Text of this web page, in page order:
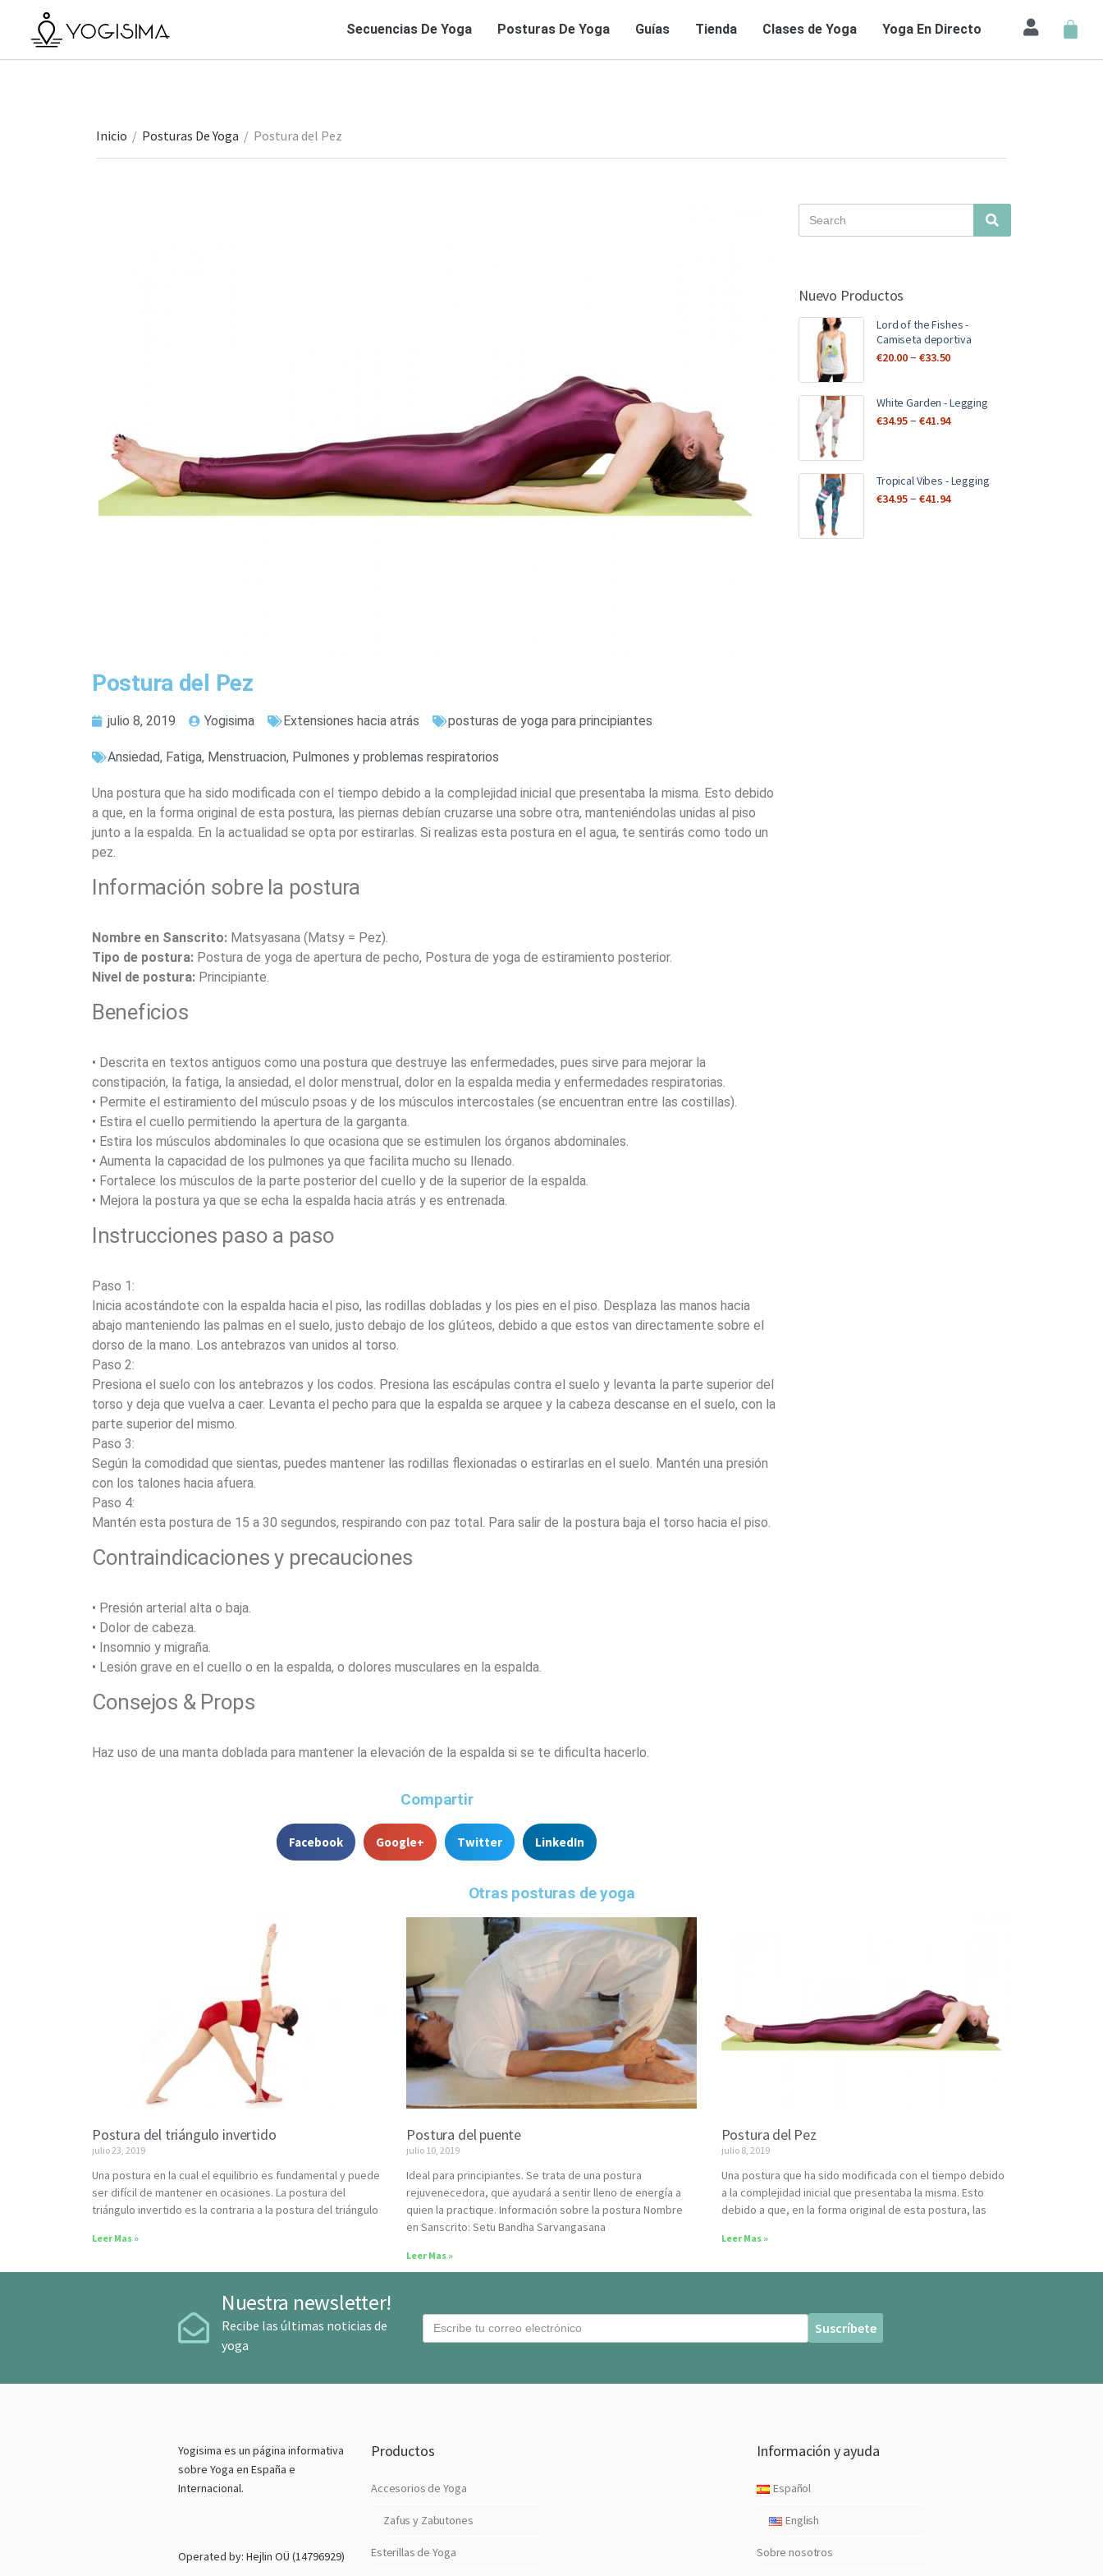
Secuencias De Yoga Posturas De Yoga Guías Tienda Clases de Yoga Yoga En Directo
Inicio / Posturas De Yoga / Postura del Pez
Postura del Pez
julio 8, 2019 Yogisima Extensiones hacia atrás posturas de yoga para principiantes
Ansiedad, Fatiga, Menstruacion, Pulmones y problemas respiratorios
Una postura que ha sido modificada con el tiempo debido a la complejidad inicial que presentaba la misma. Esto debido
a que, en la forma original de esta postura, las piernas debían cruzarse una sobre otra, manteniéndolas unidas al piso
junto a la espalda. En la actualidad se opta por estirarlas. Si realizas esta postura en el agua, te sentirás como todo un
pez.
Información sobre la postura
Nombre en Sanscrito: Matsyasana (Matsy = Pez).
Tipo de postura: Postura de yoga de apertura de pecho, Postura de yoga de estiramiento posterior.
Nivel de postura: Principiante.
Beneficios
• Descrita en textos antiguos como una postura que destruye las enfermedades, pues sirve para mejorar la
constipación, la fatiga, la ansiedad, el dolor menstrual, dolor en la espalda media y enfermedades respiratorias.
• Permite el estiramiento del músculo psoas y de los músculos intercostales (se encuentran entre las costillas).
• Estira el cuello permitiendo la apertura de la garganta.
• Estira los músculos abdominales lo que ocasiona que se estimulen los órganos abdominales.
• Aumenta la capacidad de los pulmones ya que facilita mucho su llenado.
• Fortalece los músculos de la parte posterior del cuello y de la superior de la espalda.
• Mejora la postura ya que se echa la espalda hacia atrás y es entrenada.
Instrucciones paso a paso
Paso 1:
Inicia acostándote con la espalda hacia el piso, las rodillas dobladas y los pies en el piso. Desplaza las manos hacia
abajo manteniendo las palmas en el suelo, justo debajo de los glúteos, debido a que estos van directamente sobre el
dorso de la mano. Los antebrazos van unidos al torso.
Paso 2:
Presiona el suelo con los antebrazos y los codos. Presiona las escápulas contra el suelo y levanta la parte superior del
torso y deja que vuelva a caer. Levanta el pecho para que la espalda se arquee y la cabeza descanse en el suelo, con la
parte superior del mismo.
Paso 3:
Según la comodidad que sientas, puedes mantener las rodillas flexionadas o estirarlas en el suelo. Mantén una presión
con los talones hacia afuera.
Paso 4:
Mantén esta postura de 15 a 30 segundos, respirando con paz total. Para salir de la postura baja el torso hacia el piso.
Contraindicaciones y precauciones
• Presión arterial alta o baja.
• Dolor de cabeza.
• Insomnio y migraña.
• Lesión grave en el cuello o en la espalda, o dolores musculares en la espalda.
Consejos & Props
Haz uso de una manta doblada para mantener la elevación de la espalda si se te dificulta hacerlo.
Compartir
Facebook Google+ Twitter LinkedIn
Nuevo Productos
Lord of the Fishes -
Camiseta deportiva
€20.00–€33.50
White Garden - Legging
€34.95–€41.94
Tropical Vibes - Legging
€34.95–€41.94
Otras posturas de yoga
Postura del triángulo invertido
julio 23, 2019
Una postura en la cual el equilibrio es fundamental y puede
ser difícil de mantener en ocasiones. La postura del
triángulo invertido es la contraria a la postura del triángulo
Leer Mas »
Postura del puente
julio 10, 2019
Ideal para principiantes. Se trata de una postura
rejuvenecedora, que ayudará a sentir lleno de energía a
quien la practique. Información sobre la postura Nombre
en Sanscrito: Setu Bandha Sarvangasana
Leer Mas »
Postura del Pez
julio 8, 2019
Una postura que ha sido modificada con el tiempo debido
a la complejidad inicial que presentaba la misma. Esto
debido a que, en la forma original de esta postura, las
Leer Mas »
Nuestra newsletter!
Recibe las últimas noticias de
yoga
o
r
l
t
o
Yogisima es un página informativa
sobre Yoga en España e
Internacional.
Operated by: Hejlin OÜ (14796929)
Productos
Accesorios de Yoga
Zafus y Zabutones
Esterillas de Yoga
Información y ayuda
Español
English
Sobre nosotros